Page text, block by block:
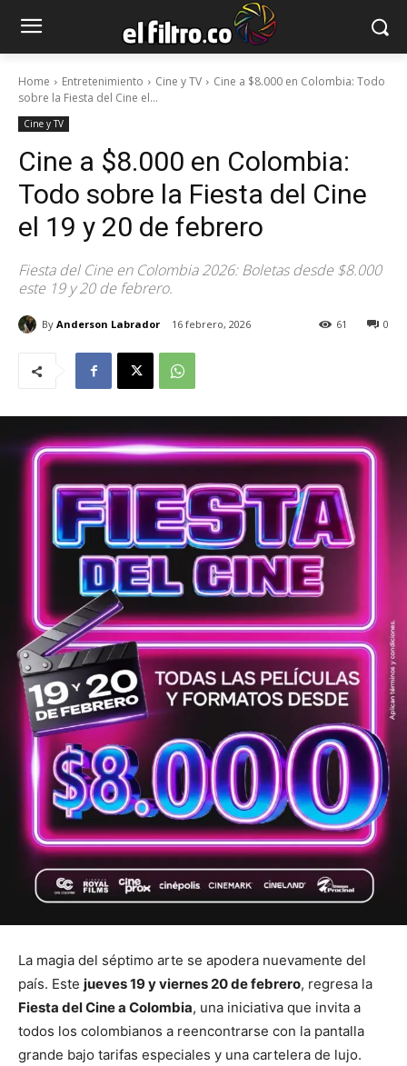
Home Entretenimiento Cine y TV
Cine a $8.000 en Colombia: Todo
sobre la Fiesta del Cine el...
Cine y TV
Cine a $8.000 en Colombia:
Todo sobre la Fiesta del Cine
el 19 y 20 de febrero
Fiesta del Cine en Colombia 2026: Boletas desde $8.000
este 19 y 20 de febrero.
By Anderson Labrador 16 febrero, 2026 0
61
La magia del séptimo arte se apodera nuevamente del
país. Este jueves 19 y viernes 20 de febrero, regresa la
Fiesta del Cine a Colombia, una iniciativa que invita a
todos los colombianos a reencontrarse con la pantalla
grande bajo tarifas especiales y una cartelera de lujo.